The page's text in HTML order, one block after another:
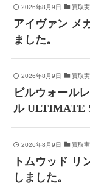
2026年8月9日 買取
アイヴァン メ
ました。
2026年8月9日 買取
ビルウォール
ル ULTIMATE
2026年8月9日 買取
トムウッド リ
しました。